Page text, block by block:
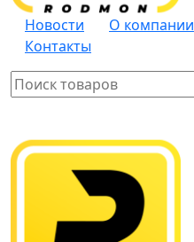
Новости
О компании
Контакты